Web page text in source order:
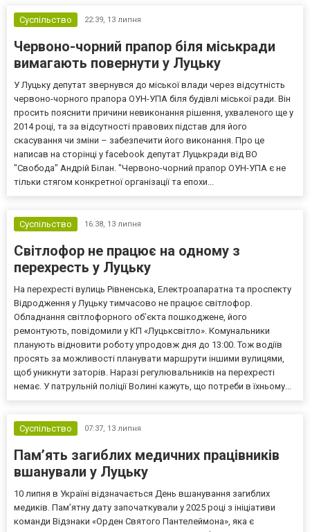
Суспільство 22:39, 13 липня
Червоно-чорний прапор біля міськради
вимагають повернути у Луцьку
У Луцьку депутат звернувся до міської влади через відсутність
червоно-чорного прапора ОУН-УПА біля будівлі міської ради. Він
просить пояснити причини невиконання рішення, ухваленого ще у
2014 році, та за відсутності правових підстав для його
скасування чи зміни – забезпечити його виконання. Про це
написав на сторінці у facebook депутат Луцькради від ВО
"Свобода" Андрій Білан. "Червоно-чорний прапор ОУН-УПА є не
тільки стягом конкретної організації та епохи...
Суспільство 16:38, 13 липня
Світлофор не працює на одному з
перехресть у Луцьку
На перехресті вулиць Рівненська, Електроапаратна та проспекту
Відродження у Луцьку тимчасово не працює світлофор.
Обладнання світлофорного об’єкта пошкоджене, його
ремонтують, повідомили у КП «Луцьксвітло». Комунальники
планують відновити роботу упродовж дня до 13:00. Тож водіїв
просять за можливості планувати маршрути іншими вулицями,
щоб уникнути заторів. Наразі регулювальників на перехресті
немає. У патрульній поліції Волині кажуть, що потреби в їхньому...
Суспільство 07:37, 13 липня
Пам’ять загиблих медичних працівників
вшанували у Луцьку
10 липня в Україні відзначається День вшанування загиблих
медиків. Пам’ятну дату започаткували у 2025 році з ініціативи
команди Відзнаки «Орден Святого Пантелеймона», яка є